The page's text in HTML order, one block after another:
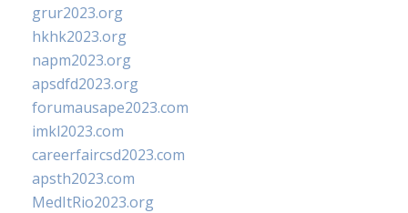
grur2023.org
hkhk2023.org
napm2023.org
apsdfd2023.org
forumausape2023.com
imkl2023.com
careerfaircsd2023.com
apsth2023.com
MedItRio2023.org